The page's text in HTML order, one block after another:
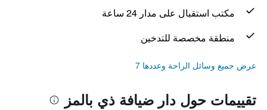
مكتب استقبال على مدار 24 ساعة
منطقة مخصصة للتدخين
عرض جميع وسائل الراحة وعددها 7
تقييمات حول دار ضيافة ذي بالمز